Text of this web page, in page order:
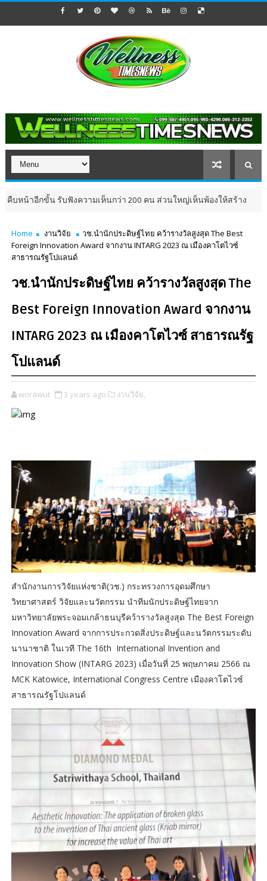
บฟังความเห็นกว่า 200 คน ส่วนใหญ่เห็นพ้องให้สร้าง ประชาสัมพันธ์
Home งานวิจัย
วช.นำนักประดิษฐ์ไทย คว้ารางวัลสูงสุด The Best
Foreign Innovation Award จากงาน INTARG 2023 ณ เมืองคาโตไวซ์
สาธารณรัฐโปแลนด์
วช.นำนักประดิษฐ์ไทย คว้ารางวัลสูงสุด The
Best Foreign Innovation Award จากงาน
INTARG 2023 ณ เมืองคาโตไวซ์ สาธารณรัฐ
โปแลนด์
worawut 3 years ago งานวิจัย,
สำนักงานการวิจัยแห่งชาติ(วช.) กระทรวงการอุดมศึกษา
วิทยาศาสตร์ วิจัยและนวัตกรรม นำทีมนักประดิษฐ์ไทยจาก
มหาวิทยาลัยพระจอมเกล้าธนบุรีคว้ารางวัลสูงสุด The Best Foreign
Innovation Award จากการประกวดสิ่งประดิษฐ์และนวัตกรรมระดับ
นานาชาติ ในเวที The 16th International Invention and
Innovation Show (INTARG 2023) เมื่อวันที่ 25 พฤษภาคม 2566 ณ
MCK Katowice, International Congress Centre เมืองคาโตไวซ์
สาธารณรัฐโปแลนด์